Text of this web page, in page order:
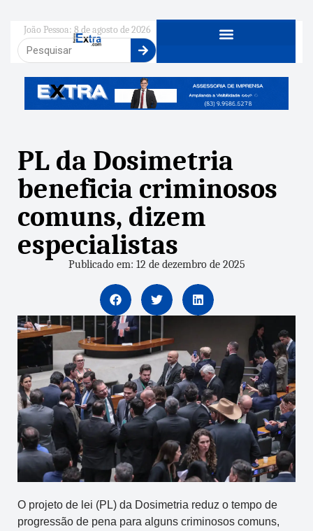
João Pessoa: 8 de agosto de 2026
PL da Dosimetria
beneficia criminosos
comuns, dizem
especialistas
Publicado em: 12 de dezembro de 2025
O projeto de lei (PL) da Dosimetria reduz o tempo de
progressão de pena para alguns criminosos comuns,